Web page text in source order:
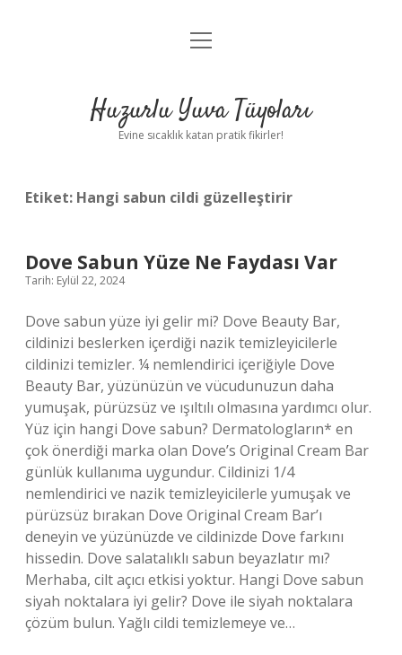
Anasayfa
Yasal Uyarı
menüyü
Huzurlu Yuva Tüyoları
Evine sıcaklık katan pratik fikirler!
Etiket: Hangi sabun cildi güzelleştirir
Dove Sabun Yüze Ne Faydası Var
Tarih: Eylül 22, 2024
Dove sabun yüze iyi gelir mi? Dove Beauty Bar,
cildinizi beslerken içerdiği nazik temizleyicilerle
cildinizi temizler. ¼ nemlendirici içeriğiyle Dove
Beauty Bar, yüzünüzün ve vücudunuzun daha
yumuşak, pürüzsüz ve ışıltılı olmasına yardımcı olur.
Yüz için hangi Dove sabun? Dermatologların* en
çok önerdiği marka olan Dove’s Original Cream Bar
günlük kullanıma uygundur. Cildinizi 1/4
nemlendirici ve nazik temizleyicilerle yumuşak ve
pürüzsüz bırakan Dove Original Cream Bar’ı
deneyin ve yüzünüzde ve cildinizde Dove farkını
hissedin. Dove salatalıklı sabun beyazlatır mı?
Merhaba, cilt açıcı etkisi yoktur. Hangi Dove sabun
siyah noktalara iyi gelir? Dove ile siyah noktalara
çözüm bulun. Yağlı cildi temizlemeye ve…